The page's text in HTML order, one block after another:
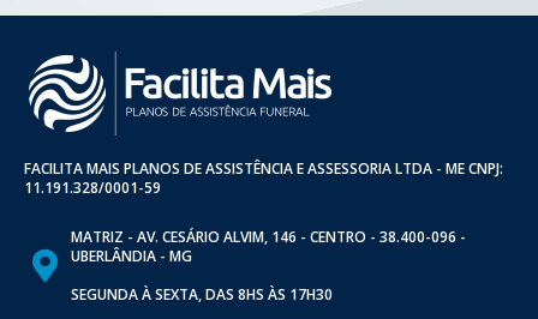
FACILITA MAIS PLANOS DE ASSISTÊNCIA E ASSESSORIA LTDA - ME CNPJ:
11.191.328/0001-59
MATRIZ - AV. CESÁRIO ALVIM, 146 - CENTRO - 38.400-096 -
UBERLÂNDIA - MG
SEGUNDA À SEXTA, DAS 8HS ÀS 17H30